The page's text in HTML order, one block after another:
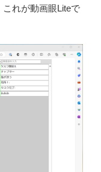
れが動画眼Liteで